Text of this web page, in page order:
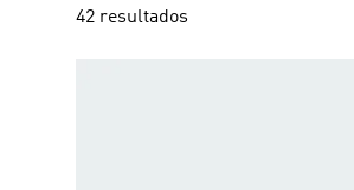
42 resultados